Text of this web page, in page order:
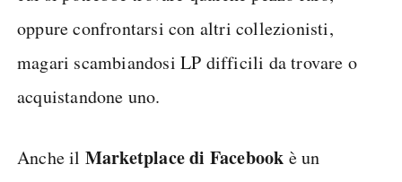
oppure confrontarsi con altri collezionisti,
magari scambiandosi LP difficili da trovare o
acquistandone uno.
Anche il Marketplace di Facebook è un